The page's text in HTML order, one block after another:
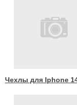
Чехлы для Iphone